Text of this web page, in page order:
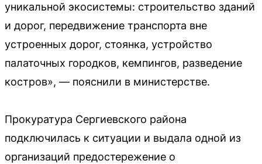
уникальной экосистемы: строительство зданий
и дорог, передвижение транспорта вне
устроенных дорог, стоянка, устройство
палаточных городков, кемпингов, разведение
костров», — пояснили в министерстве.
Прокуратура Сергиевского района
подключилась к ситуации и выдала одной из
организаций предостережение о